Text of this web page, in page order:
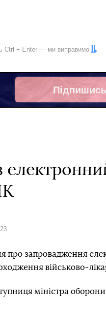
Ctrl + Enter — ми виправимо
Facebook
про запровадження
військово-
міністра